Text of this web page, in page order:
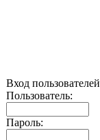
Вход пользователей
Пользователь:
Пароль: